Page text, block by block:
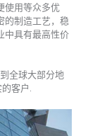
用等众多优
的制造工艺，稳
中具有最高性价
全球大部分地
客户.